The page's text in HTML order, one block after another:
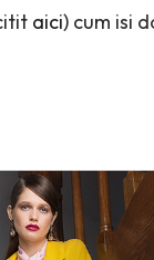
aici) cum isi